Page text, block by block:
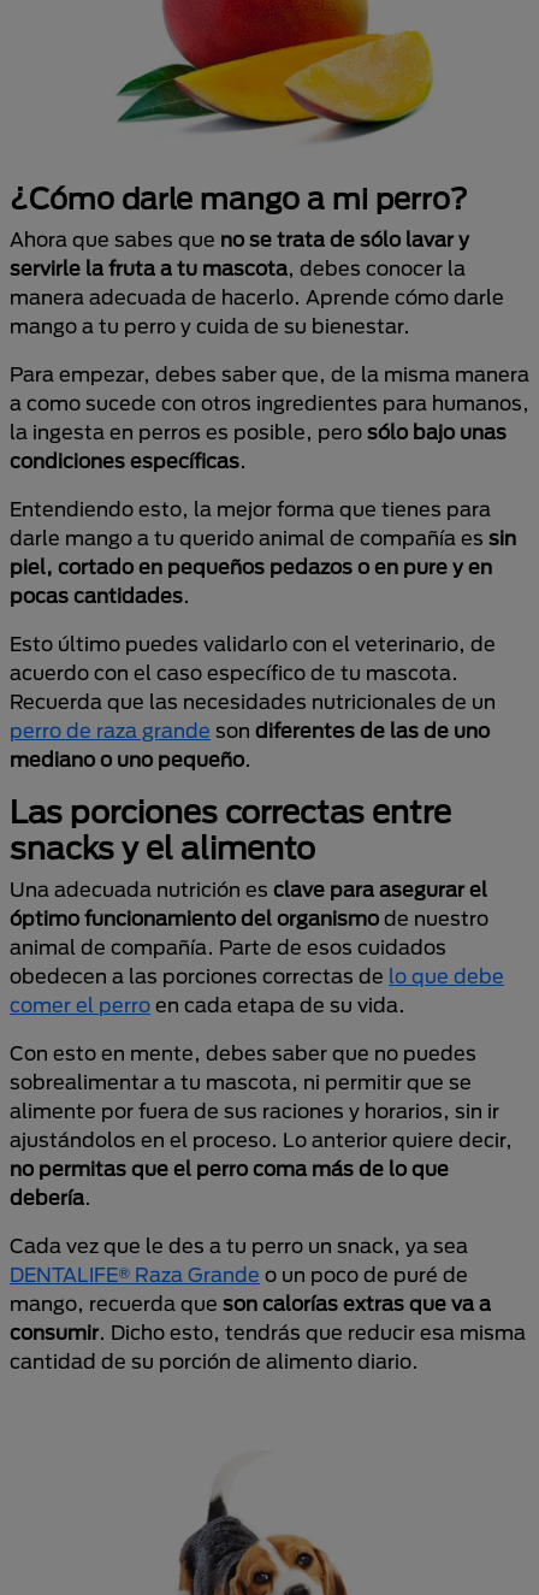
¿Cómo darle mango a mi perro?
Ahora que sabes que no se trata de sólo lavar y
servirle la fruta a tu mascota, debes conocer la
manera adecuada de hacerlo. Aprende cómo darle
mango a tu perro y cuida de su bienestar.
Para empezar, debes saber que, de la misma manera
a como sucede con otros ingredientes para humanos,
la ingesta en perros es posible, pero sólo bajo unas
condiciones específicas.
Entendiendo esto, la mejor forma que tienes para
darle mango a tu querido animal de compañía es sin
piel, cortado en pequeños pedazos o en pure y en
pocas cantidades.
Esto último puedes validarlo con el veterinario, de
acuerdo con el caso específico de tu mascota.
Recuerda que las necesidades nutricionales de un
perro de raza grande son diferentes de las de uno
mediano o uno pequeño.
Las porciones correctas entre
snacks y el alimento
Una adecuada nutrición es clave para asegurar el
óptimo funcionamiento del organismo de nuestro
animal de compañía. Parte de esos cuidados
obedecen a las porciones correctas de lo que debe
comer el perro en cada etapa de su vida.
Con esto en mente, debes saber que no puedes
sobrealimentar a tu mascota, ni permitir que se
alimente por fuera de sus raciones y horarios, sin ir
ajustándolos en el proceso. Lo anterior quiere decir,
no permitas que el perro coma más de lo que
debería.
Cada vez que le des a tu perro un snack, ya sea
DENTALIFE® Raza Grande o un poco de puré de
mango, recuerda que son calorías extras que va a
consumir. Dicho esto, tendrás que reducir esa misma
cantidad de su porción de alimento diario.